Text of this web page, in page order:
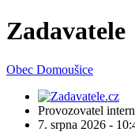
Zadavatele
Obec Domoušice
Provozovatel
7. srpna 2026 -